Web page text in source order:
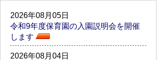
2026年08月05日
令和9年度保育園の入園説明会を開催
します
2026年08月04日